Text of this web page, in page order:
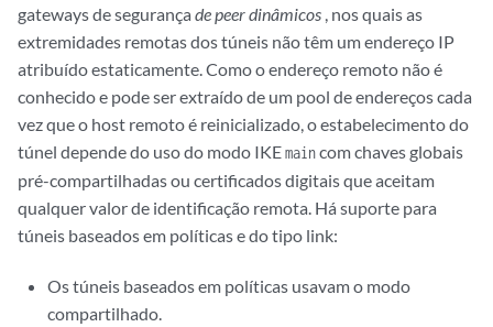
gateways de segurança de peer dinâmicos , nos quais as
extremidades remotas dos túneis não têm um endereço IP
atribuído estaticamente. Como o endereço remoto não é
conhecido e pode ser extraído de um pool de endereços cada
vez que o host remoto é reinicializado, o estabelecimento do
túnel depende do uso do modo IKEmaincom chaves globais
pré-compartilhadas ou certificados digitais que aceitam
qualquer valor de identificação remota. Há suporte para
túneis baseados em políticas e do tipo link:
Os túneis baseados em políticas usavam o modo
compartilhado.